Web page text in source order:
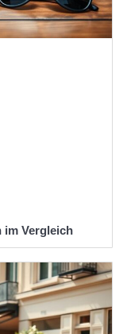
im Vergleich